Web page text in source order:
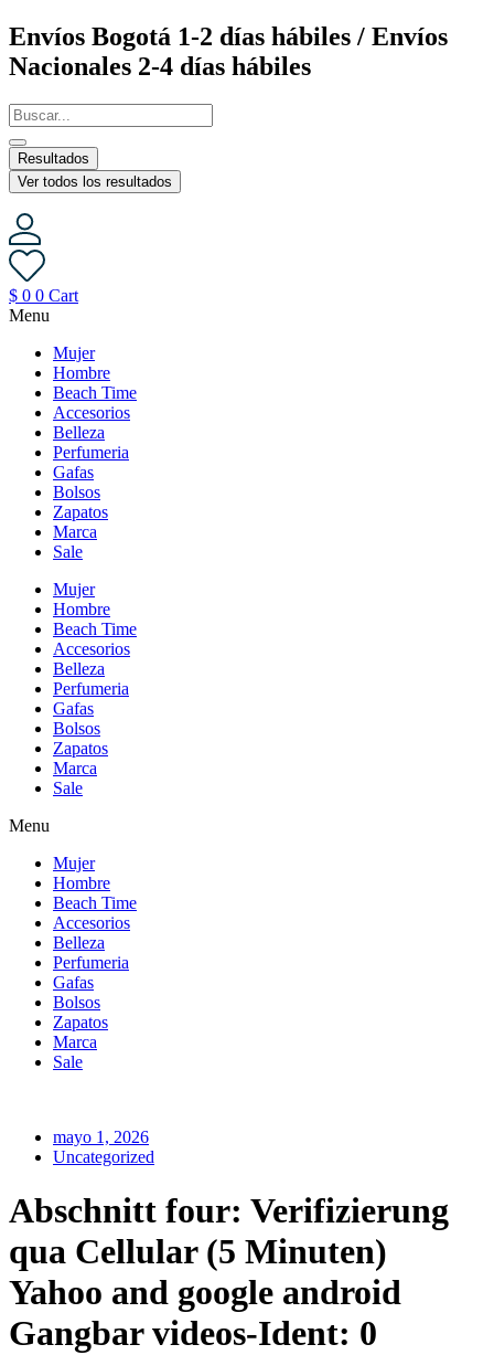
Saltar
al
contenido
Envíos Bogotá 1-2 días hábiles / Envíos
Nacionales 2-4 días hábiles
Resultados
Ver todos los resultados
$ 0 0 Cart
Menu
Mujer
Hombre
Beach Time
Accesorios
Belleza
Perfumeria
Gafas
Bolsos
Zapatos
Marca
Sale
Mujer
Hombre
Beach Time
Accesorios
Belleza
Perfumeria
Gafas
Bolsos
Zapatos
Marca
Sale
Menu
Mujer
Hombre
Beach Time
Accesorios
Belleza
Perfumeria
Gafas
Bolsos
Zapatos
Marca
Sale
mayo 1, 2026
Uncategorized
Abschnitt four: Verifizierung
qua Cellular (5 Minuten)
Yahoo and google android
Gangbar videos-Ident: 0